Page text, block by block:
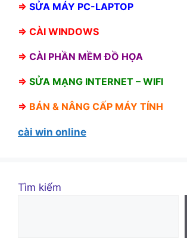
⇒ SỬA MÁY PC-LAPTOP
⇒ CÀI WINDOWS
⇒ CÀI PHẦN MỀM ĐỒ HỌA
⇒ SỬA MẠNG INTERNET – WIFI
⇒ BÁN & NÂNG CẤP MÁY TÍNH
cài win online
Tìm kiếm